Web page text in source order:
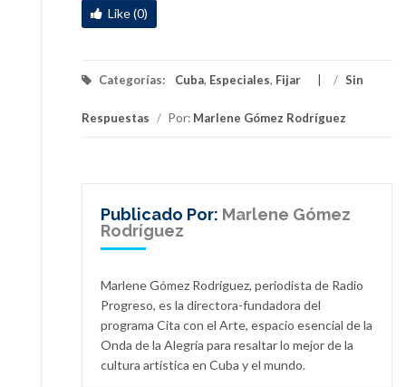
Like (0)
Categorías: Cuba, Especiales, Fijar / Sin
Respuestas / Por: Marlene Gómez Rodríguez
Publicado Por: Marlene Gómez
Rodríguez
Marlene Gómez Rodríguez, periodista de Radio
Progreso, es la directora-fundadora del
programa Cita con el Arte, espacio esencial de la
Onda de la Alegría para resaltar lo mejor de la
cultura artística en Cuba y el mundo.